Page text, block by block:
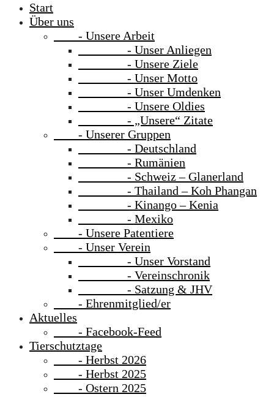
Start
Über uns
- Unsere Arbeit
- Unser Anliegen
- Unsere Ziele
- Unser Motto
- Unser Umdenken
- Unsere Oldies
- „Unsere“ Zitate
- Unserer Gruppen
- Deutschland
- Rumänien
- Schweiz – Glanerland
- Thailand – Koh Phangan
- Kinango – Kenia
- Mexiko
- Unsere Patentiere
- Unser Verein
- Unser Vorstand
- Vereinschronik
- Satzung & JHV
- Ehrenmitglied/er
Aktuelles
- Facebook-Feed
Tierschutztage
- Herbst 2026
- Herbst 2025
- Ostern 2025